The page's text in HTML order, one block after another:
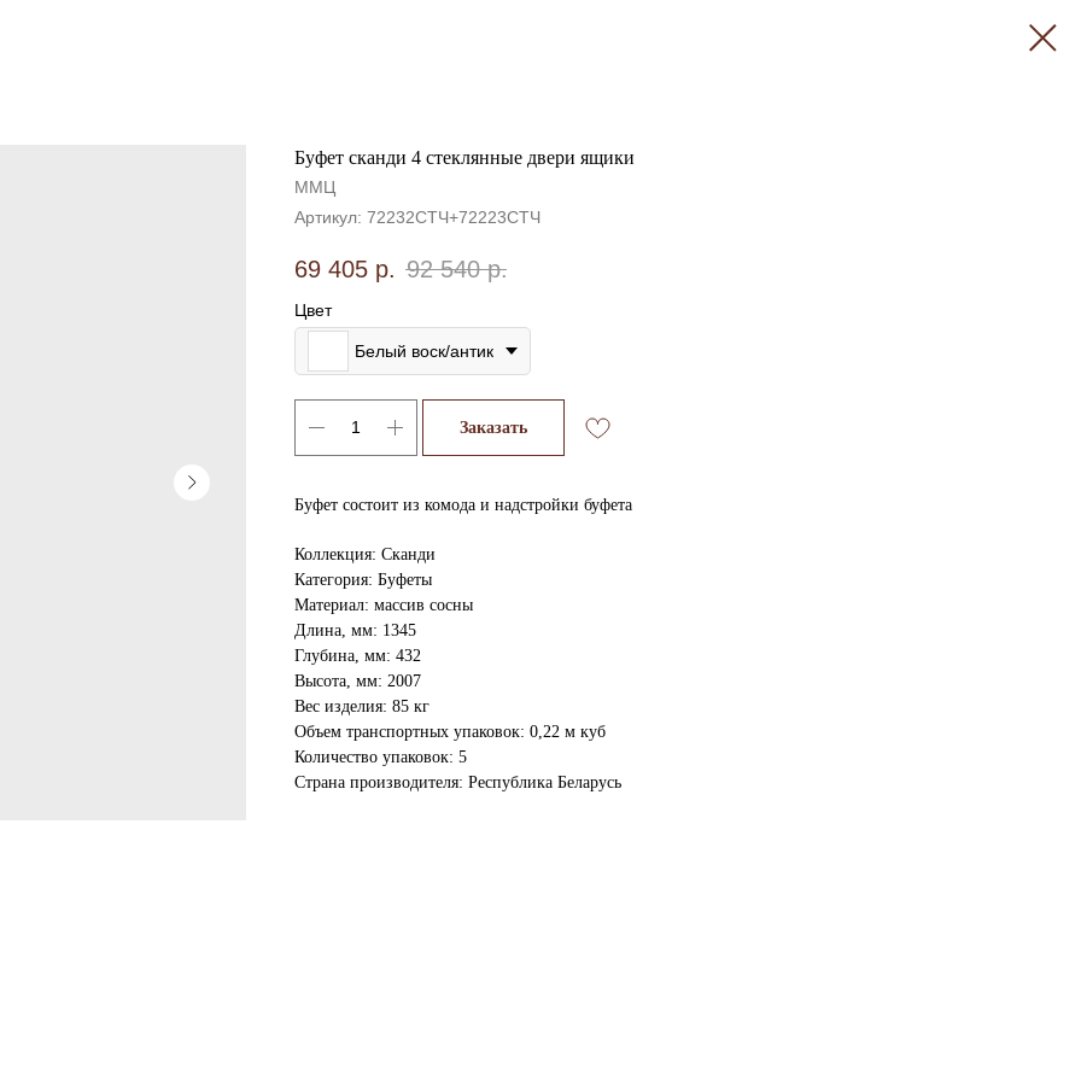
Буфет сканди 4 стеклянные двери ящики
ММЦ
Артикул: 72232СТЧ+72223СТЧ
69 405 р. 92 540 р.
Цвет
Белый воск/антик
Заказать
Буфет состоит из комода и надстройки буфета
Коллекция: Сканди
Категория: Буфеты
Материал: массив сосны
Длина, мм: 1345
Глубина, мм: 432
Высота, мм: 2007
Вес изделия: 85 кг
Объем транспортных упаковок: 0,22 м куб
Количество упаковок: 5
Страна производителя: Республика Беларусь